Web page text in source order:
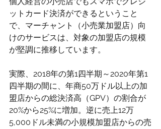
ットカード決済ができるということ
で、マーチャント（小売業加盟店）向
けのサービスは、対象の加盟店の規模
が堅調に推移しています。
実際、2018年の第1四半期～2020年第1
四半期の間に、年商50万ドル以上の加
盟店からの総決済高（GPV）の割合が
20%から25%に増加。逆に売上12万
5,000ドル未満の小規模加盟店からの売